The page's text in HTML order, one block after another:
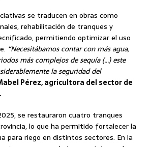
se traducen en obras como
rehabilitación de tranques y
permitiendo optimizar el uso
“Necesitábamos contar con más agua,
más complejos de sequía (…) este
la seguridad del
Pérez, agricultora del sector de
se restauraron cuatro tranques
lo que ha permitido fortalecer la
para riego en distintos sectores. En la